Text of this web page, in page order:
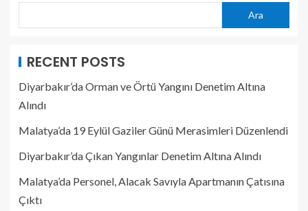
Ara
RECENT POSTS
Diyarbakır’da Orman ve Örtü Yangını Denetim Altına
Alındı
Malatya’da 19 Eylül Gaziler Günü Merasimleri Düzenlendi
Diyarbakır’da Çıkan Yangınlar Denetim Altına Alındı
Malatya’da Personel, Alacak Savıyla Apartmanın Çatısına
Çıktı